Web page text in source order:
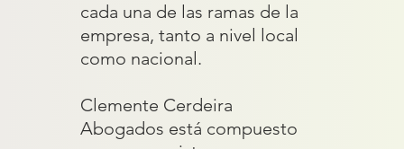
cada una de las ramas de la
empresa, tanto a nivel local
como nacional.
Clemente Cerdeira
Abogados está compuesto